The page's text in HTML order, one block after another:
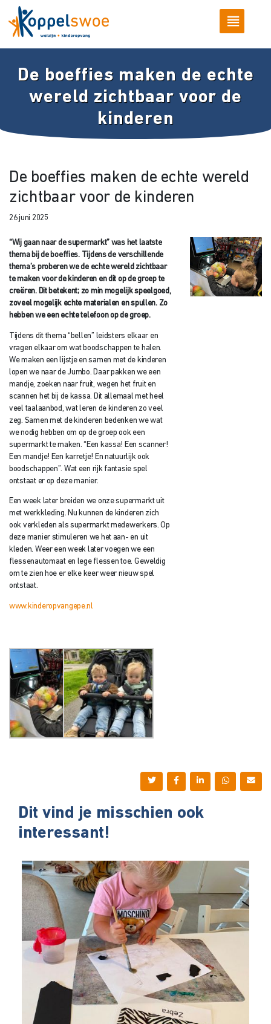
De boeffies maken de echte
wereld zichtbaar voor de
kinderen
De boeffies maken de echte wereld
zichtbaar voor de kinderen
26 juni 2025
“Wij gaan naar de supermarkt” was het laatste
thema bij de boeffies. Tijdens de verschillende
thema’s proberen we de echte wereld zichtbaar
te maken voor de kinderen en dit op de groep te
creëren. Dit betekent; zo min mogelijk speelgoed,
zoveel mogelijk echte materialen en spullen. Zo
hebben we een echte telefoon op de groep.
Tijdens dit thema “bellen” leidsters elkaar en
vragen elkaar om wat boodschappen te halen.
We maken een lijstje en samen met de kinderen
lopen we naar de Jumbo. Daar pakken we een
mandje, zoeken naar fruit, wegen het fruit en
scannen het bij de kassa. Dit allemaal met heel
veel taalaanbod, wat leren de kinderen zo veel
zeg. Samen met de kinderen bedenken we wat
we nodig hebben om op de groep ook een
supermarkt te maken. “Een kassa! Een scanner!
Een mandje! Een karretje! En natuurlijk ook
boodschappen”. Wat een rijk fantasie spel
ontstaat er op deze manier.
Een week later breiden we onze supermarkt uit
met werkkleding. Nu kunnen de kinderen zich
ook verkleden als supermarkt medewerkers. Op
deze manier stimuleren we het aan- en uit
kleden. Weer een week later voegen we een
flessenautomaat en lege flessen toe. Geweldig
om te zien hoe er elke keer weer nieuw spel
ontstaat.
www.kinderopvangepe.nl
Dit vind je misschien ook
interessant!